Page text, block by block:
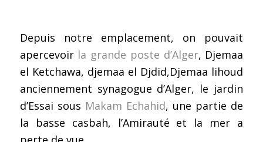
Depuis notre emplacement, on pouvait
apercevoir la grande poste d’Alger, Djemaa
el Ketchawa, djemaa el Djdid,Djemaa lihoud
anciennement synagogue d’Alger, le jardin
d’Essai sous Makam Echahid, une partie de
la basse casbah, l’Amirauté et la mer a